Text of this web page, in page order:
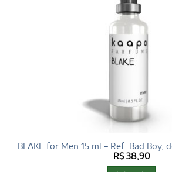
BLAKE for Men 15 ml – Ref. Bad Boy,
R$38,90